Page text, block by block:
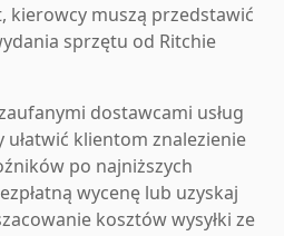
kierowcy muszą przedstawić
sprzętu od Ritchie
dostawcami usług
ułatwić klientom znalezienie
po najniższych
wycenę lub uzyskaj
kosztów wysyłki ze